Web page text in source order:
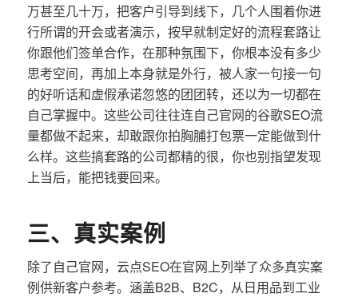
万甚至几十万，把客户引导到线下，几个人围着你进
行所谓的开会或者演示，按早就制定好的流程套路让
你跟他们签单合作，在那种氛围下，你根本没有多少
思考空间，再加上本身就是外行，被人家一句接一句
的好听话和虚假承诺忽悠的团团转，还以为一切都在
自己掌握中。这些公司往往连自己官网的谷歌SEO流
量都做不起来，却敢跟你拍胸脯打包票一定能做到什
么样。这些搞套路的公司都精的很，你也别指望发现
上当后，能把钱要回来。
三、真实案例
除了自己官网，云点SEO在官网上列举了众多真实案
例供新客户参考。涵盖B2B、B2C，从日用品到工业